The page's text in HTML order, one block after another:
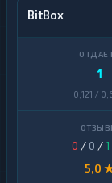
BitBox
1
0,121 /
0 / 0 /1
5,0